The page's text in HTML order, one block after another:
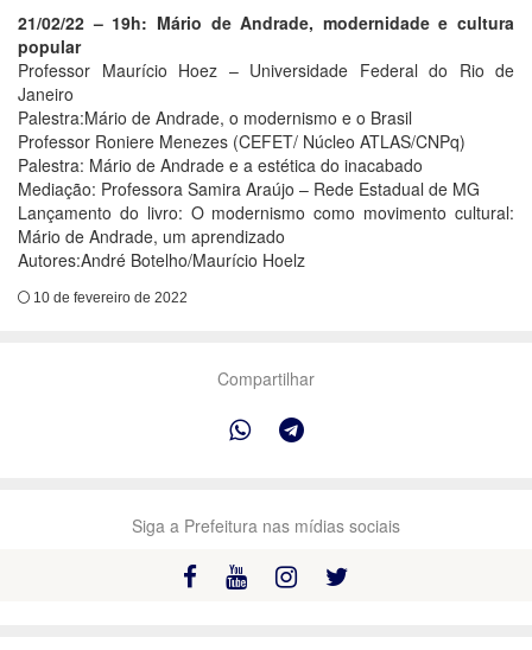
21/02/22 – 19h: Mário de Andrade, modernidade e cultura
popular
Professor Maurício Hoez – Universidade Federal do Rio de
Janeiro
Palestra:Mário de Andrade, o modernismo e o Brasil
Professor Roniere Menezes (CEFET/ Núcleo ATLAS/CNPq)
Palestra: Mário de Andrade e a estética do inacabado
Mediação: Professora Samira Araújo – Rede Estadual de MG
Lançamento do livro: O modernismo como movimento cultural:
Mário de Andrade, um aprendizado
Autores:André Botelho/Maurício Hoelz
10 de fevereiro de 2022
Compartilhar
Siga a Prefeitura nas mídias sociais